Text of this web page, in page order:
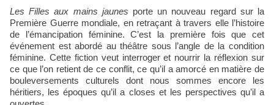
Les Filles aux mains jaunes porte un nouveau regard sur la
Première Guerre mondiale, en retraçant à travers elle l’histoire
de l’émancipation féminine. C’est la première fois que cet
événement est abordé au théâtre sous l’angle de la condition
féminine. Cette fiction veut interroger et nourrir la réflexion sur
ce que l’on retient de ce conflit, ce qu’il a amorcé en matière de
bouleversements culturels dont nous sommes encore les
héritiers, les époques qu’il a closes et les perspectives qu’il a